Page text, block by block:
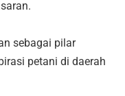
sebagai pilar
petani di daerah